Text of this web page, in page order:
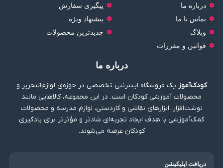
درباره ما
تماس با ما
وبلاگ
قوانین و مقررات
پیگیری سفارش
پیشنهاد ویژه
جدیدترین محصولات
درباره ما
کودک‌آموز یک فروشگاه اینترنتی تخصصی در حوزه‌ی لوازم‌التحریر و
محصولات آموزشی کودکان است. در این مجموعه، کالاهایی مانند
نوشت‌افزار، ابزارهای نقاشی و کاردستی، لوازم مدرسه و محصولات
کمک‌آموزشی با هدف ایجاد تجربه‌ای شادتر و مؤثرتر برای یادگیری
کودکان عرضه می‌شوند.
دریافت اپلیکیشن